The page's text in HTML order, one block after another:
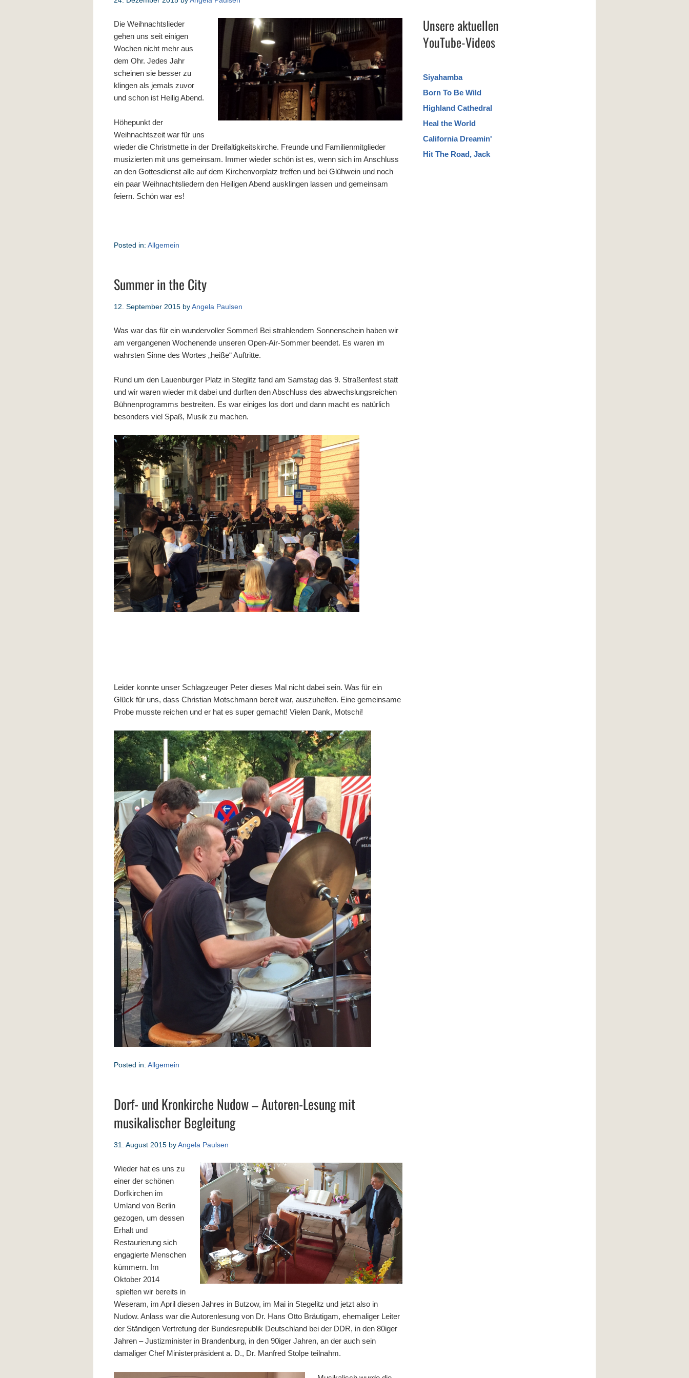
Die Weihnachtslieder
gehen uns seit einigen
Wochen nicht mehr aus
dem Ohr. Jedes Jahr
scheinen sie besser zu
klingen als jemals zuvor
und schon ist Heilig Abend.
Höhepunkt der
Weihnachtszeit war für uns
wieder die Christmette in der Dreifaltigkeitskirche. Freunde und Familienmitglieder
musizierten mit uns gemeinsam. Immer wieder schön ist es, wenn sich im Anschluss
an den Gottesdienst alle auf dem Kirchenvorplatz treffen und bei Glühwein und noch
ein paar Weihnachtsliedern den Heiligen Abend ausklingen lassen und gemeinsam
feiern. Schön war es!
Posted in: Allgemein
Summer in the City
12. September 2015 byAngela Paulsen
Was war das für ein wundervoller Sommer! Bei strahlendem Sonnenschein haben wir
am vergangenen Wochenende unseren Open-Air-Sommer beendet. Es waren im
wahrsten Sinne des Wortes „heiße“ Auftritte.
Rund um den Lauenburger Platz in Steglitz fand am Samstag das 9. Straßenfest statt
und wir waren wieder mit dabei und durften den Abschluss des abwechslungsreichen
Bühnenprogramms bestreiten. Es war einiges los dort und dann macht es natürlich
besonders viel Spaß, Musik zu machen.
Leider konnte unser Schlagzeuger Peter dieses Mal nicht dabei sein. Was für ein
Glück für uns, dass Christian Motschmann bereit war, auszuhelfen. Eine gemeinsame
Probe musste reichen und er hat es super gemacht! Vielen Dank, Motschi!
Posted in: Allgemein
Dorf- und Kronkirche Nudow – Autoren-Lesung mit
musikalischer Begleitung
31. August 2015 byAngela Paulsen
Wieder hat es uns zu
einer der schönen
Dorfkirchen im
Umland von Berlin
gezogen, um dessen
Erhalt und
Restaurierung sich
engagierte Menschen
kümmern. Im
Oktober 2014
spielten wir bereits in
Weseram, im April diesen Jahres in Butzow, im Mai in Stegelitz und jetzt also in
Nudow. Anlass war die Autorenlesung von Dr. Hans Otto Bräutigam, ehemaliger Leiter
der Ständigen Vertretung der Bundesrepublik Deutschland bei der DDR, in den 80iger
Jahren – Justizminister in Brandenburg, in den 90iger Jahren, an der auch sein
damaliger Chef Ministerpräsident a. D., Dr. Manfred Stolpe teilnahm.
Unsere aktuellen
YouTube-Videos
Siyahamba
Born To Be Wild
Highland Cathedral
Heal the World
California Dreamin'
Hit The Road, Jack